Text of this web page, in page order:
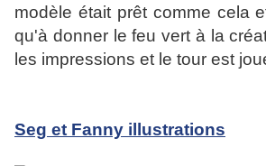
modèle était prêt comme cela
qu'à donner le feu vert à la
les impressions et le tour est
Seg et Fanny illustrations